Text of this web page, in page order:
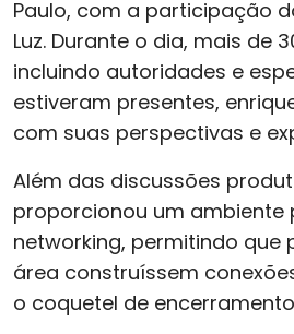
Paulo, com a participação
Luz. Durante o dia, mais de
incluindo autoridades e
estiveram presentes,
com suas perspectivas e
Além das discussões
proporcionou um ambiente
networking, permitindo que
área construíssem
o coquetel de